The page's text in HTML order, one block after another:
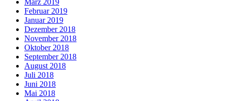
Februar 2019
Januar 2019
Dezember 2018
November 2018
Oktober 2018
September 2018
August 2018
Juli 2018
Juni 2018
Mai 2018